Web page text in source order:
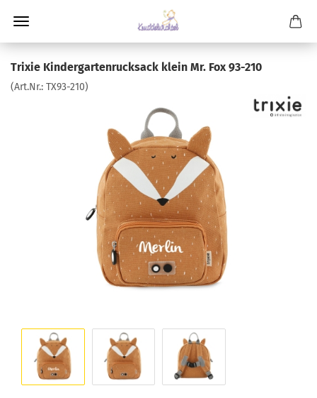
Trixie Kindergartenrucksack klein Mr. Fox 93-210
(Art.Nr.: TX93-210)